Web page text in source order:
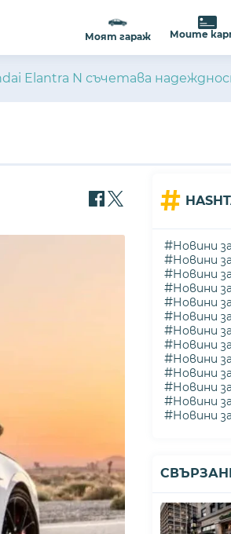
Моят гараж Моите
Elantra N съчетава
#
#Новини
#Новини
#Новини
#Новини
#Новини
#Новини
#Новини
#Новини
#Новини
#Новини
#Новини
#Новини
#Новини